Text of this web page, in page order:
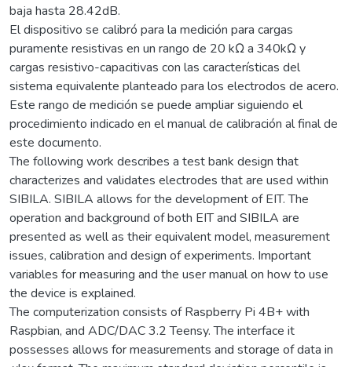
baja hasta 28.42dB.
El dispositivo se calibró para la medición para cargas
puramente resistivas en un rango de 20 kΩ a 340kΩ y
cargas resistivo-capacitivas con las características del
sistema equivalente planteado para los electrodos de acero.
Este rango de medición se puede ampliar siguiendo el
procedimiento indicado en el manual de calibración al final de
este documento.
The following work describes a test bank design that
characterizes and validates electrodes that are used within
SIBILA. SIBILA allows for the development of EIT. The
operation and background of both EIT and SIBILA are
presented as well as their equivalent model, measurement
issues, calibration and design of experiments. Important
variables for measuring and the user manual on how to use
the device is explained.
The computerization consists of Raspberry Pi 4B+ with
Raspbian, and ADC/DAC 3.2 Teensy. The interface it
possesses allows for measurements and storage of data in